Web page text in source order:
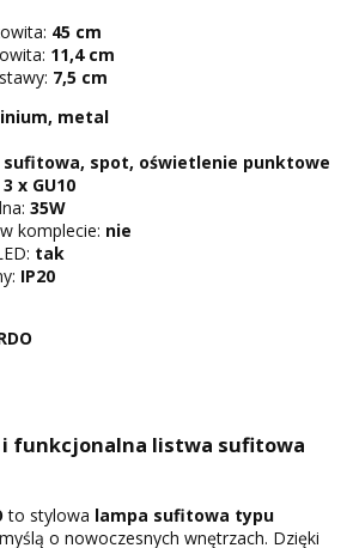
45 cm
11,4 cm
7,5 cm
metal
spot, oświetlenie punktowe
3 x GU10
35W
komplecie: nie
tak
IP20
i funkcjonalna listwa sufitowa
to stylowa lampa sufitowa typu
o nowoczesnych wnętrzach. Dzięki